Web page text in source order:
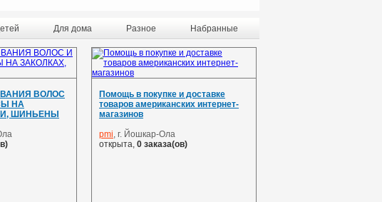
Для дома Разное Набранные
ВОЛОС
НА
ШИНЬЕНЫ
Помощь в покупке и доставке
товаров американских интернет-
магазинов
pmi, г. Йошкар-Ола
открыта, 0 заказа(ов)